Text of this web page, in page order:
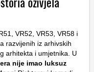
VR52, VR53, VR58 i
razvijenih iz arhivskih
arhitekta i umjetnika. U
nije imao luksuz